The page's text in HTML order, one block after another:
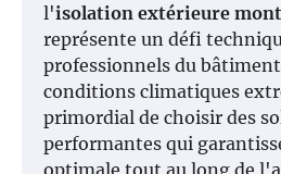
l'isolation extérieure
représente un défi
professionnels du
conditions climatiques
primordial de choisir des
performantes qui